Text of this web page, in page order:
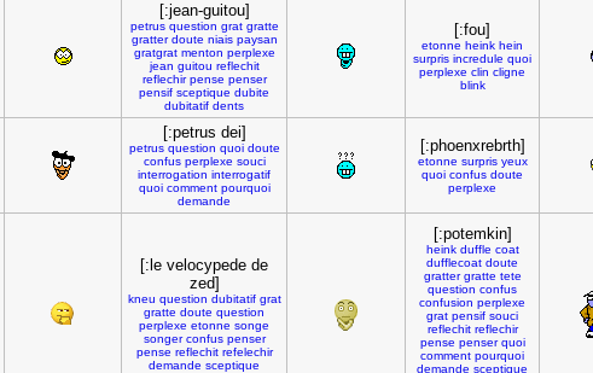
[:jean-guitou]
petrus question grat gratte
gratter doute niais paysan
gratgrat menton perplexe
jean guitou reflechit
reflechir pense penser
pensif sceptique dubite
dubitatif dents
[:fou]
etonne heink hein
surpris incredule quoi
perplexe clin cligne
blink
[:petrus dei]
petrus question quoi doute
confus perplexe souci
interrogation interrogatif
quoi comment pourquoi
demande
[:phoenxrebrth]
etonne surpris yeux
quoi confus doute
perplexe
[:le velocypede de
zed]
kneu question dubitatif grat
gratte doute question
perplexe etonne songe
songer confus penser
pense reflechit refelechir
demande sceptique
[:potemkin]
heink duffle coat
dufflecoat doute
gratter gratte tete
question confus
confusion perplexe
grat pensif souci
reflechit reflechir
pense penser quoi
comment pourquoi
demande sceptique